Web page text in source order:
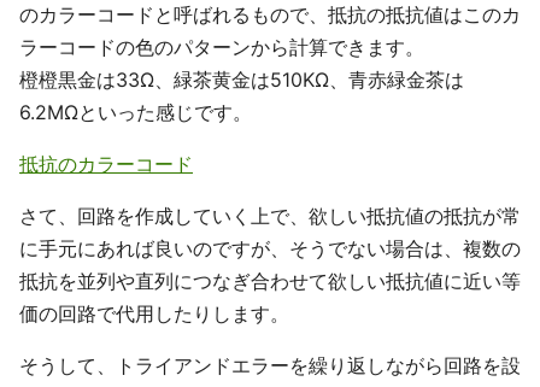
のカラーコードと呼ばれるもので、抵抗の抵抗値はこのカ
ラーコードの色のパターンから計算できます。
橙橙黒金は33Ω、緑茶黄金は510KΩ、青赤緑金茶は
6.2MΩといった感じです。
抵抗のカラーコード
さて、回路を作成していく上で、欲しい抵抗値の抵抗が常
に手元にあれば良いのですが、そうでない場合は、複数の
抵抗を並列や直列につなぎ合わせて欲しい抵抗値に近い等
価の回路で代用したりします。
そうして、トライアンドエラーを繰り返しながら回路を設